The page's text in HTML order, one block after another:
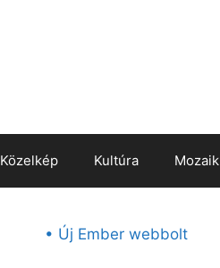
Közelkép Kultúra Mozaik
• Új Ember webbolt